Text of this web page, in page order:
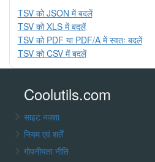
TSV को JSON में बदलें
TSV को XLS में बदलें
TSV को PDF या PDF/A में स्वतः बदलें
TSV को CSV में बदलें
Coolutils.com
साइट नक्शा
नियम एवं शर्तें
गोपनीयता नीति